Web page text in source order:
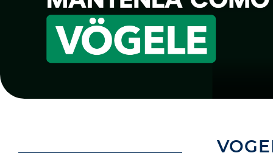
westlake
yokohama
chevrolet